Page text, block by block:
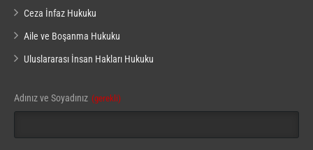
Ceza İnfaz Hukuku
Aile ve Boşanma Hukuku
Uluslararası İnsan Hakları Hukuku
Adınız ve Soyadınız (gerekli)